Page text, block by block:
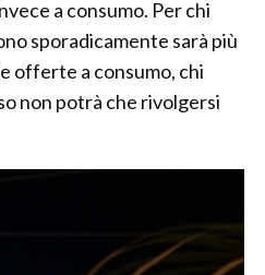
a consumo. Per chi
sporadicamente sarà più
offerte a consumo, chi
non potrà che rivolgersi